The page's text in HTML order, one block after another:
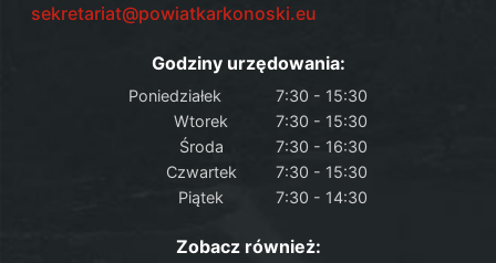
sekretariat@powiatkarkonoski.eu
Godziny urzędowania:
Poniedziałek
7:30 - 15:30
Wtorek
7:30 - 15:30
Środa
7:30 - 16:30
Czwartek
7:30 - 15:30
Piątek
7:30 - 14:30
Zobacz również: